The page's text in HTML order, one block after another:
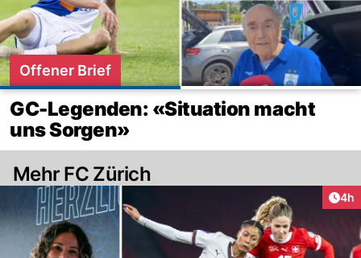
Offener Brief
GC-Legenden: «Situation macht
uns Sorgen»
Mehr FC Zürich
4h